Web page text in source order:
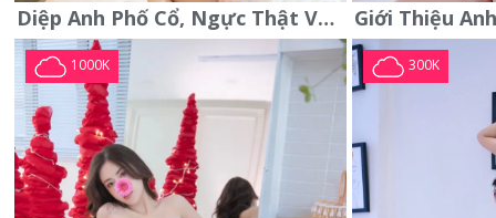
Diệp Anh Phố Cổ, Ngực Thật Vú To Thơm Tho Quyến Rũ
1000K 300K